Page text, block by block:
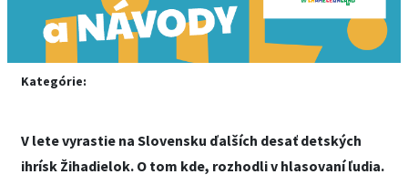
Kategórie:
V lete vyrastie na Slovensku ďalších desať detských
ihrísk Žihadielok. O tom kde, rozhodli v hlasovaní ľudia.